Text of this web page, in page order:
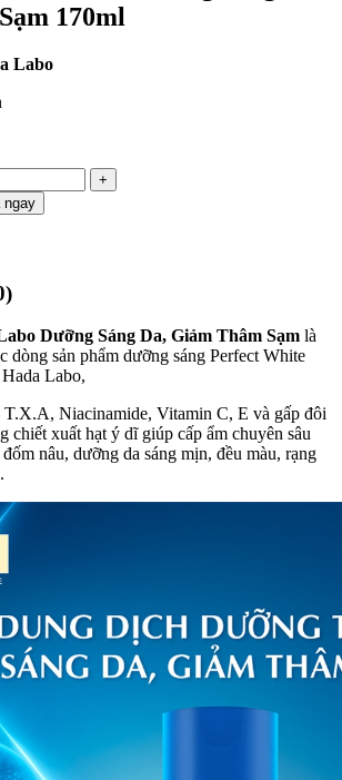
170ml
Labo
+
ngay
Dưỡng Sáng Da, Giảm Thâm Sạm là
dòng sản phẩm dưỡng sáng Perfect White
Labo,
Niacinamide, Vitamin C, E và gấp đôi
chiết xuất hạt ý dĩ giúp cấp ẩm chuyên sâu
nâu, dưỡng da sáng mịn, đều màu, rạng